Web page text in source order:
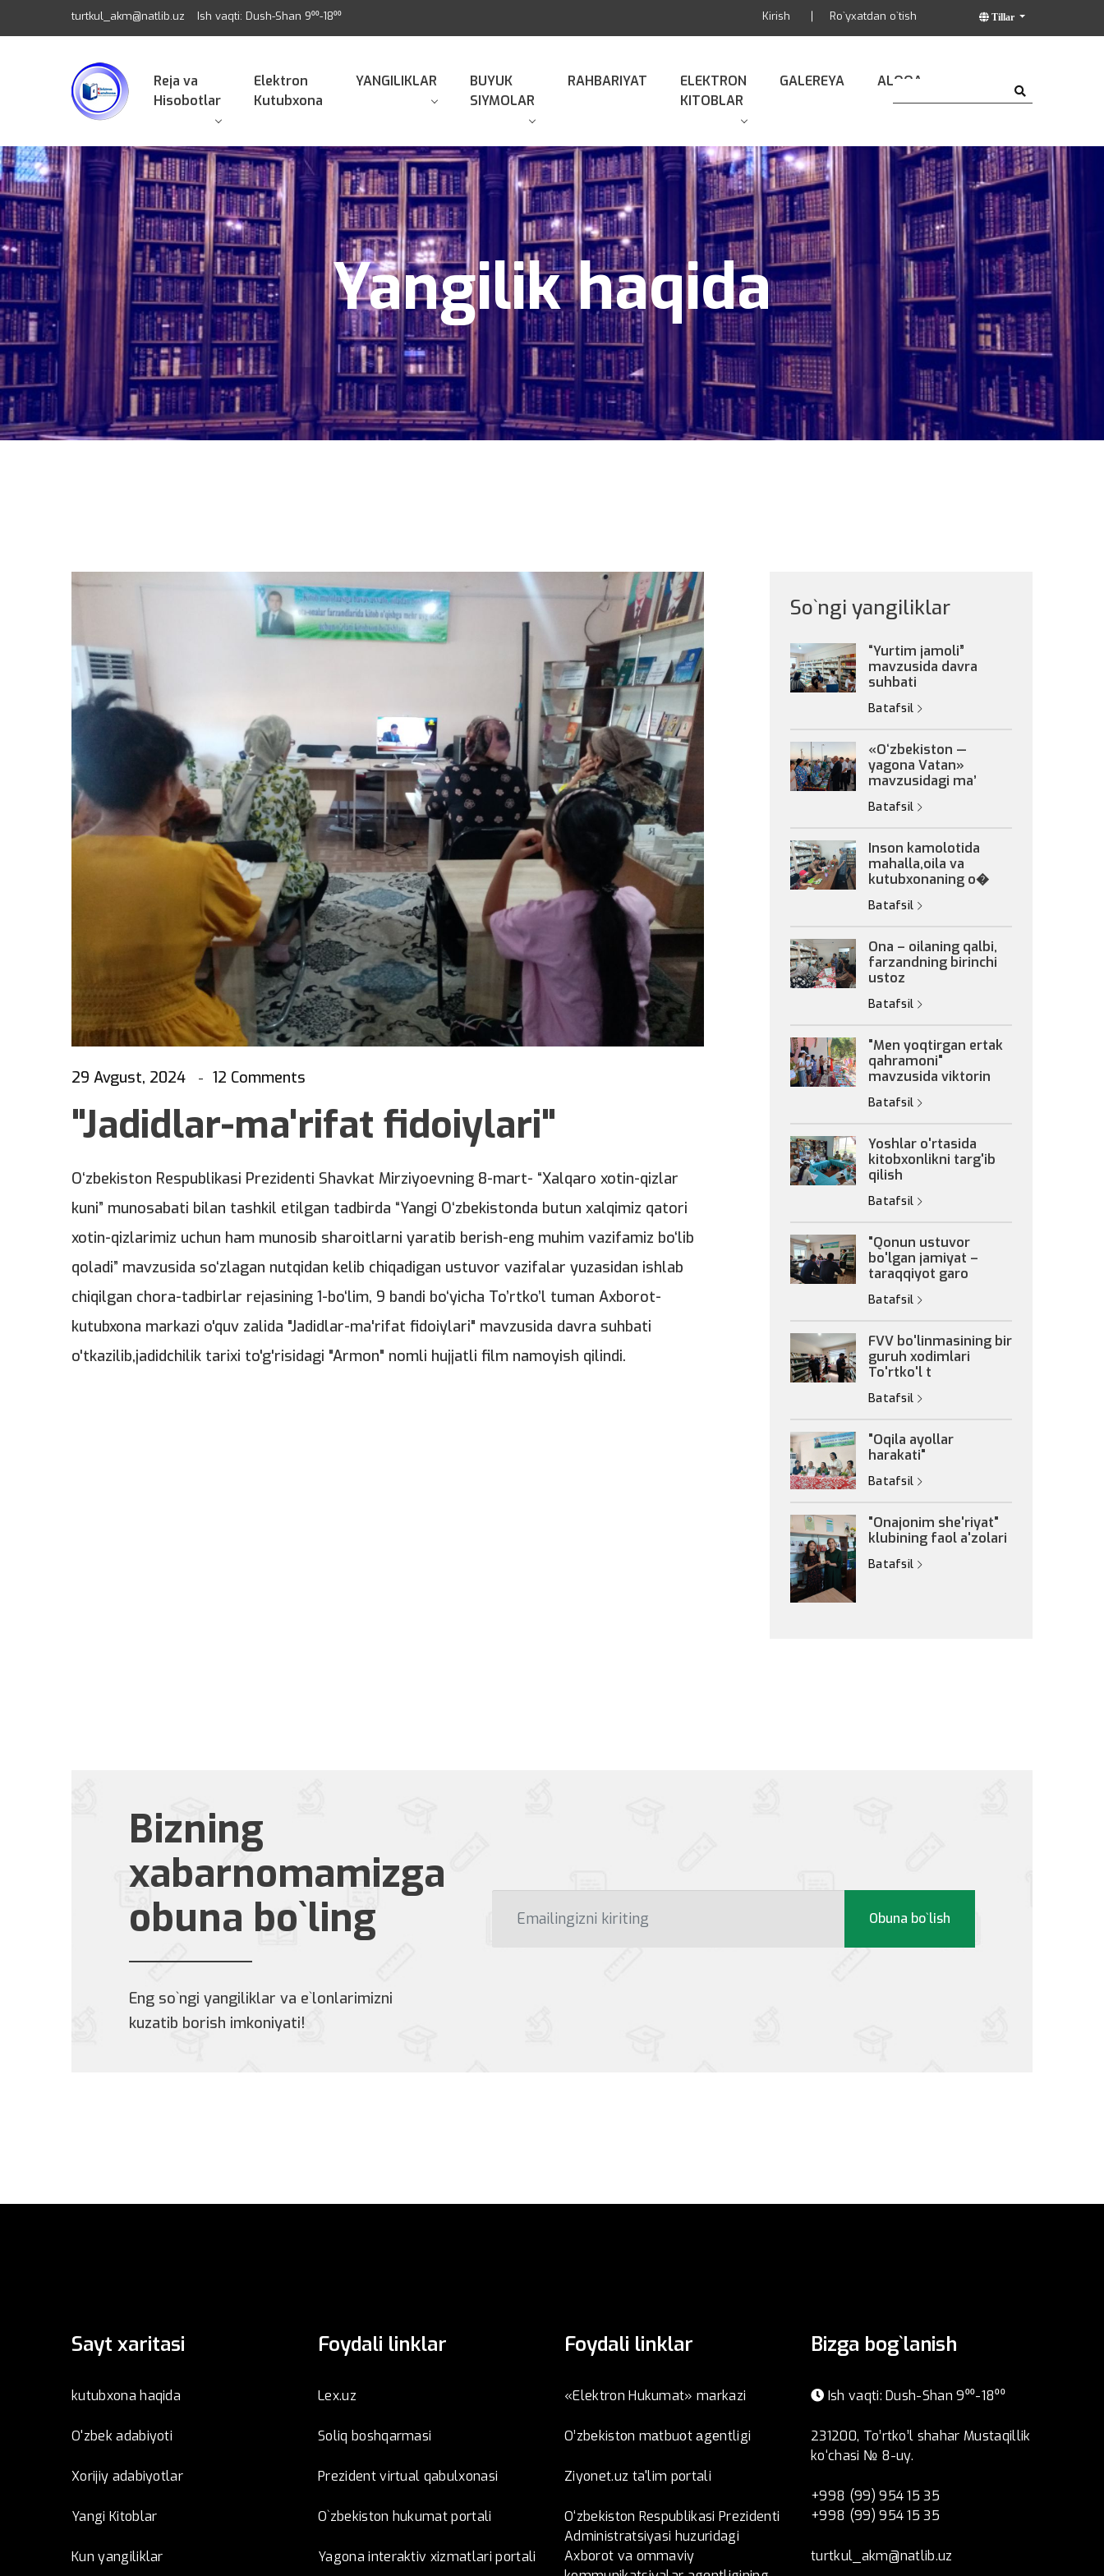
turtkul_akm@natlib.uz Ish vaqti: Dush-Shan 9⁰⁰-18⁰⁰ Tillar
Kirish Ro`yxatdan o`tish
Reja va
Hisobotlar
Elektron
Kutubxona
YANGILIKLAR
BUYUK
SIYMOLAR
RAHBARIYAT
ELEKTRON
KITOBLAR
GALEREYA ALOQA
Yangilik haqida
29 Avgust, 2024 12 Comments
"Jadidlar-ma'rifat fidoiylari"
O‘zbekiston Respublikasi Prezidenti Shavkat Mirziyoevning 8-mart- “Xalqaro xotin-qizlar
kuni” munosabati bilan tashkil etilgan tadbirda “Yangi O‘zbekistonda butun xalqimiz qatori
xotin-qizlarimiz uchun ham munosib sharoitlarni yaratib berish-eng muhim vazifamiz bo‘lib
qoladi” mavzusida so‘zlagan nutqidan kelib chiqadigan ustuvor vazifalar yuzasidan ishlab
chiqilgan chora-tadbirlar rejasining 1-bo‘lim, 9 bandi bo‘yicha To’rtko’l tuman Axborot-
kutubxona markazi o'quv zalida "Jadidlar-ma'rifat fidoiylari" mavzusida davra suhbati
o'tkazilib,jadidchilik tarixi to'g'risidagi "Armon" nomli hujjatli film namoyish qilindi.
So`ngi yangiliklar
“Yurtim jamoli”
mavzusida davra
suhbati
Batafsil
«Oʻzbekiston —
yagona Vatan»
mavzusidagi maʼ
Batafsil
Inson kamolotida
mahalla,oila va
kutubxonaning o�
Batafsil
Ona – oilaning qalbi,
farzandning birinchi
ustoz
Batafsil
"Men yoqtirgan ertak
qahramoni"
mavzusida viktorin
Batafsil
Yoshlar o'rtasida
kitobxonlikni targ'ib
qilish
Batafsil
"Qonun ustuvor
bo'lgan jamiyat –
taraqqiyot garo
Batafsil
FVV bo'linmasining bir
guruh xodimlari
To'rtko'l t
Batafsil
"Oqila ayollar
harakati"
Batafsil
"Onajonim she'riyat"
klubining faol a'zolari
Batafsil
Bizning
xabarnomamizga
obuna bo`ling
Eng so`ngi yangiliklar va e`lonlarimizni
kuzatib borish imkoniyati!
Obuna bo`lish
Sayt xaritasi
kutubxona haqida
O'zbek adabiyoti
Xorijiy adabiyotlar
Yangi Kitoblar
Kun yangiliklar
Foydali linklar
Lex.uz
Soliq boshqarmasi
Prezident virtual qabulxonasi
O`zbekiston hukumat portali
Yagona interaktiv xizmatlari portali
Foydali linklar
«Elektron Hukumat» markazi
O’zbеkistоn mаtbuоt аgеntligi
Ziyonet.uz ta'lim portali
O‘zbekiston Respublikasi Prezidenti
Administratsiyasi huzuridagi
Axborot va ommaviy
Bizga bog`lanish
Ish vaqti: Dush-Shan 9⁰⁰-18⁰⁰
231200, To’rtko’l shahar Mustaqillik
ko‘chasi № 8-uy.
+998 (99) 954 15 35
+998 (99) 954 15 35
turtkul_akm@natlib.uz